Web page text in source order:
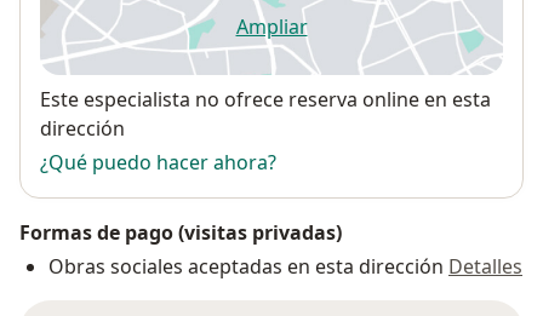
Ampliarse abre en una nueva
Disponibilidad
Este especialista no ofrece reserva online en esta
dirección
¿Qué puedo hacer ahora?
Formas de pago (visitas privadas)
Obras sociales aceptadas en esta dirección Detalles